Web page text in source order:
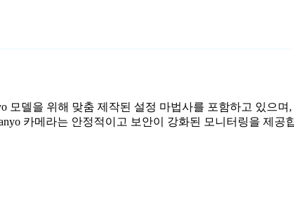
모델을 위해 맞춤 제작된 설정 마법사를 포함하고 있으
카메라는 안정적이고 보안이 강화된 모니터링을 제공